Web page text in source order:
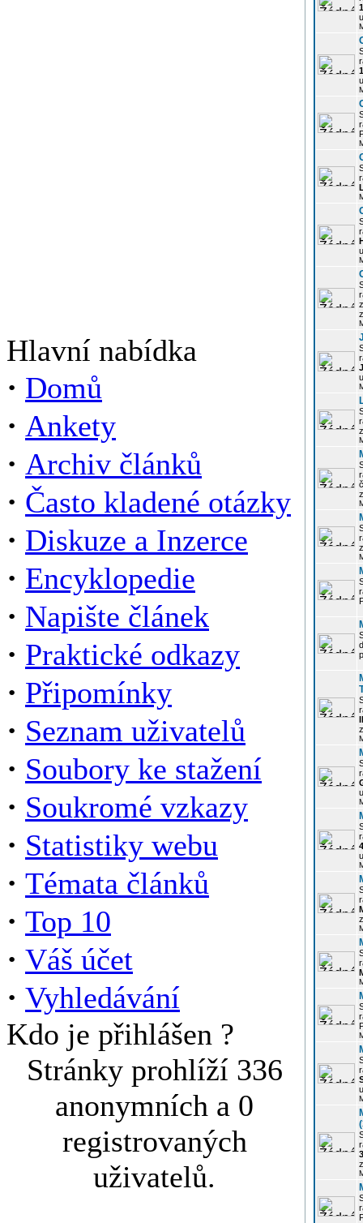
Hlavní nabídka
· Domů
· Ankety
· Archiv článků
· Často kladené otázky
· Diskuze a Inzerce
· Encyklopedie
· Napište článek
· Praktické odkazy
· Připomínky
· Seznam uživatelů
· Soubory ke stažení
· Soukromé vzkazy
· Statistiky webu
· Témata článků
· Top 10
· Váš účet
· Vyhledávání
Kdo je přihlášen ?
Stránky prohlíží 336
anonymních a 0
registrovaných
uživatelů.